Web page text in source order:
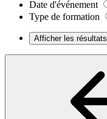
Date d'événement
Type de formation
Afficher les résultats